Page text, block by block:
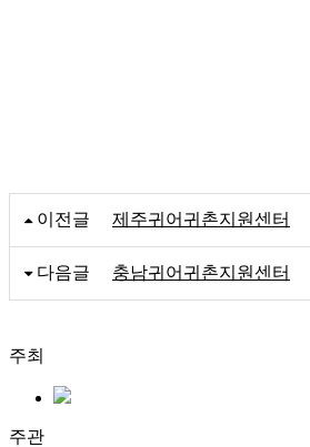
이전글 제주귀어귀촌지원센터
다음글 충남귀어귀촌지원센터
주최
주관